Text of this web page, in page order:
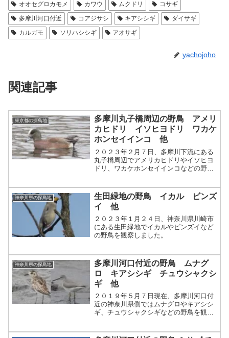
オオセグロカモメ
カワウ ムクドリ
コサギ
多摩川河口付近
コアジサシ キアシシギ
ダイサギ
カルガモ
ソリハシシギ アオサギ
yachojoho
関連記事
東京都の探鳥地
多摩川丸子橋周辺の野鳥 アメリ
カヒドリ イソヒヨドリ ワカケ
ホンセイインコ 他
２０２３年２月７日、多摩川下流にある
丸子橋周辺でアメリカヒドリやイソヒヨ
ドリ、ワカケホンセイインコなどの野鳥
神奈川県の探鳥地
生田緑地の野鳥 イカル ビンズ
イ 他
２０２３年１月２４日、神奈川県川崎市
にある生田緑地でイカルやビンズイなど
の野鳥を観察しました。
神奈川県の探鳥地
多摩川河口付近の野鳥 ムナグ
ロ キアシシギ チュウシャクシ
ギ 他
２０１９年５月７日現在、多摩川河口付
近の神奈川県側ではムナグロやキアシシ
ギ、チュウシャクシギなどの野鳥を観察